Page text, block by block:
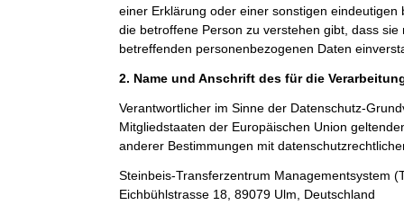
einer Erklärung oder einer sonstigen
die betroffene Person zu verstehen gibt, dass
betreffenden personenbezogenen Daten
2. Name und Anschrift des für die
Verantwortlicher im Sinne der Datenschutz-
Mitgliedstaaten der Europäischen Union
anderer Bestimmungen mit
Steinbeis-Transferzentrum Managementsystem
Eichbühlstrasse 18, 89079 Ulm, Deutschland